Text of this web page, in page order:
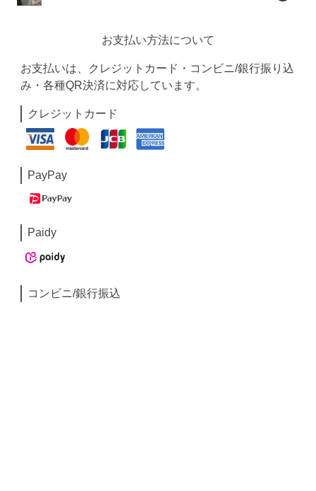
お支払い方法について
お支払いは、クレジットカード・コンビニ/銀行振り込
み・各種QR決済に対応しています。
クレジットカード
PayPay
Paidy
コンビニ/銀行振込